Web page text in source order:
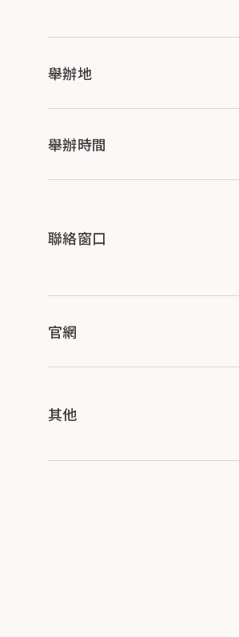
舉辦地
舉辦時間
聯絡窗口
官網
其他